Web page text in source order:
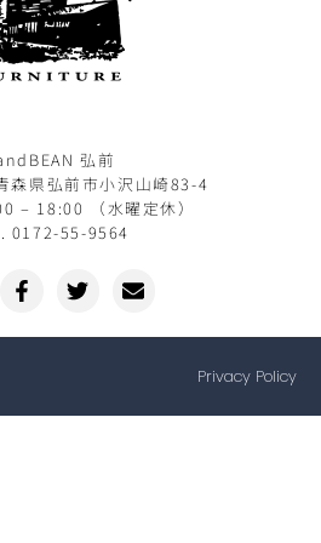
弘前
森県弘前市小沢山崎83-4
– 18:00 （水曜定休）
0172-55-9564
Privacy Policy